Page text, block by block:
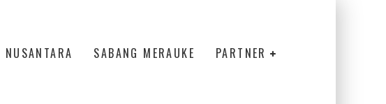
NUSANTARA SABANG MERAUKE PARTNER